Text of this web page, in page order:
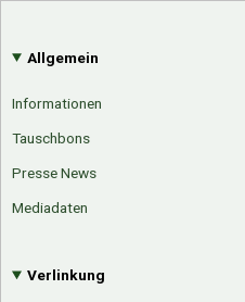
Allgemein
Informationen
Tauschbons
Presse News
Mediadaten
Verlinkung